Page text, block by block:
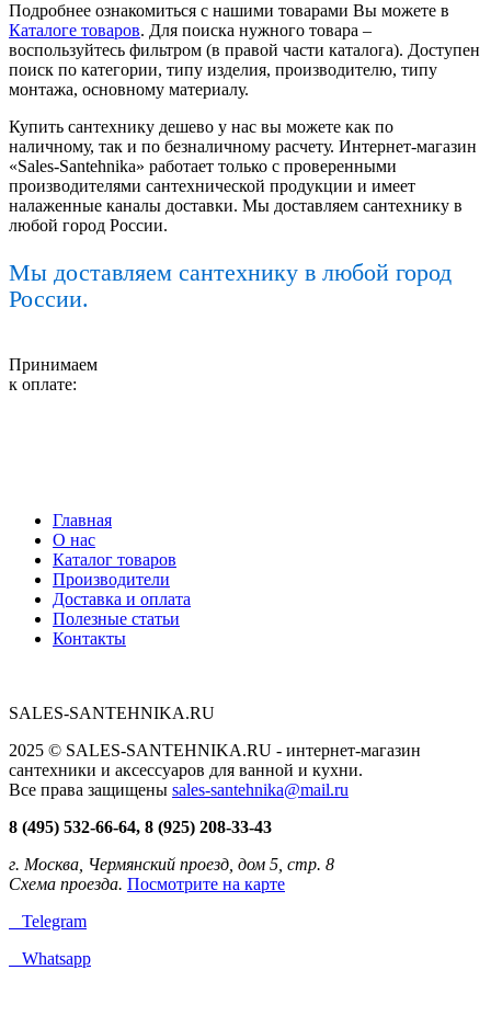
Подробнее ознакомиться с нашими товарами Вы можете в
Каталоге товаров. Для поиска нужного товара –
воспользуйтесь фильтром (в правой части каталога). Доступен
поиск по категории, типу изделия, производителю, типу
монтажа, основному материалу.
Купить сантехнику дешево у нас вы можете как по
наличному, так и по безналичному расчету. Интернет-магазин
«Sales-Santehnika» работает только с проверенными
производителями сантехнической продукции и имеет
налаженные каналы доставки. Мы доставляем сантехнику в
любой город России.
Мы доставляем сантехнику в любой город
России.
Принимаем
к оплате:
Главная
О нас
Каталог товаров
Производители
Доставка и оплата
Полезные статьи
Контакты
SALES-SANTEHNIKA.RU
2025 © SALES-SANTEHNIKA.RU - интернет-магазин
сантехники и аксессуаров для ванной и кухни.
Все права защищены sales-santehnika@mail.ru
8 (495) 532-66-64, 8 (925) 208-33-43
г. Москва, Чермянский проезд, дом 5, стр. 8
Схема проезда. Посмотрите на карте
Telegram
Whatsapp